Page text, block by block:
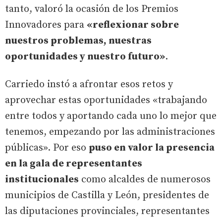
tanto, valoró la ocasión de los Premios
Innovadores para «reflexionar sobre
nuestros problemas, nuestras
oportunidades y nuestro futuro».
Carriedo instó a afrontar esos retos y
aprovechar estas oportunidades «trabajando
entre todos y aportando cada uno lo mejor que
tenemos, empezando por las administraciones
públicas». Por eso puso en valor la presencia
en la gala de representantes
institucionales como alcaldes de numerosos
municipios de Castilla y León, presidentes de
las diputaciones provinciales, representantes